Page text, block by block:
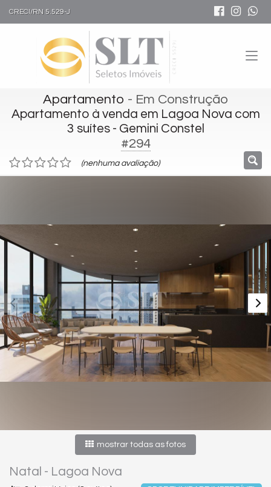
CRECI/RN 5.529-J
Apartamento - Em Construção
Apartamento à venda em Lagoa Nova com
3 suítes - Gemini Constel
#294
(nenhuma avaliação)
mostrar todas as fotos
Natal - Lagoa Nova